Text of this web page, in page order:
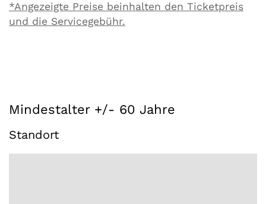
*Angezeigte Preise beinhalten den Ticketpreis
und die Servicegebühr.
Mindestalter +/- 60 Jahre
Standort